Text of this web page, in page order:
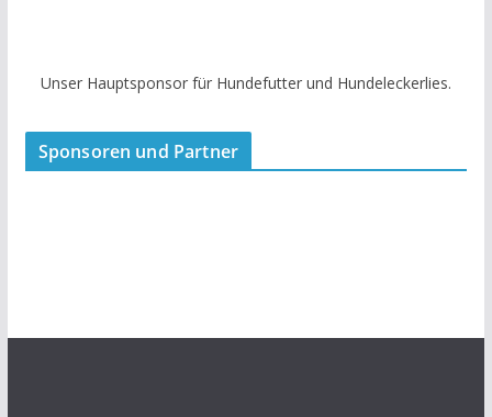
Unser Hauptsponsor für Hundefutter und Hundeleckerlies.
Sponsoren und Partner